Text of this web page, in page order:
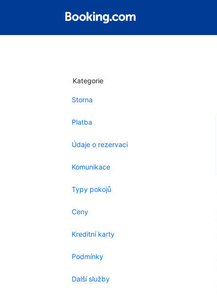
Kategorie
Storna
Platba
Údaje o rezervaci
Komunikace
Typy pokojů
Ceny
Kreditní karty
Podmínky
Další služby